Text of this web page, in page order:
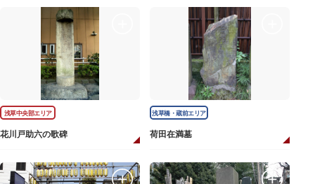
浅草中央部エリア
花川戸助六の歌碑
浅草橋・蔵前エリア
荷田在満墓